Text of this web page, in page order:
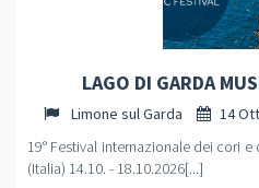
LAGO DI GARDA
Limone sul Garda
14
19° Festival internazionale dei cori
(Italia) 14.10. - 18.10.2026[...]